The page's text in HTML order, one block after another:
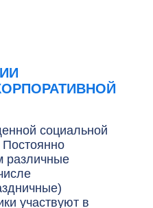
социальной
различные
участвуют в